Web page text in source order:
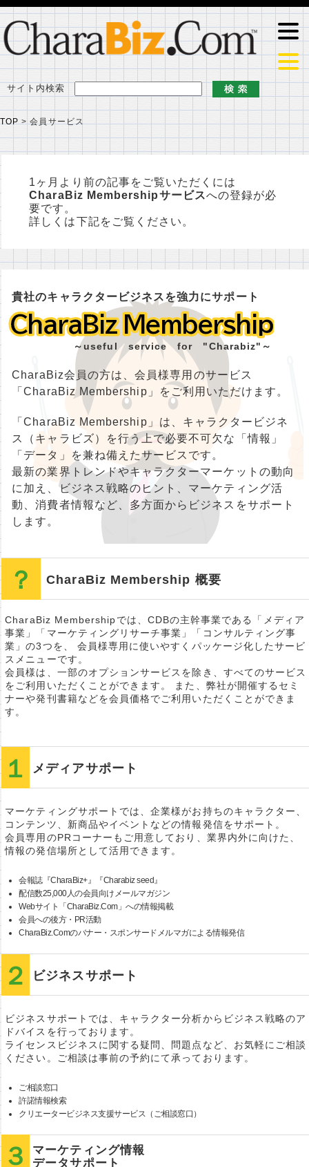
サイト内検索
TOP >会員サービス
1ヶ月より前の記事をご覧いただくには
CharaBiz Membershipサービスへの登録が必
要です。
詳しくは下記をご覧ください。
貴社のキャラクタービジネスを強力にサポート
CharaBiz Membership
CharaBiz Membership
～useful service for "Charabiz"～
CharaBiz会員の方は、会員様専用のサービス
「CharaBiz Membership」をご利用いただけます。
「CharaBiz Membership」は、キャラクタービジネ
ス（キャラビズ）を行う上で必要不可欠な「情報」
「データ」を兼ね備えたサービスです。
最新の業界トレンドやキャラクターマーケットの動向
に加え、ビジネス戦略のヒント、マーケティング活
動、消費者情報など、多方面からビジネスをサポート
します。
CharaBiz Membership 概要
CharaBiz Membershipでは、CDBの主幹事業である「メディア
事業」「マーケティングリサーチ事業」「コンサルティング事
業」の3つを、 会員様専用に使いやすくパッケージ化したサービ
スメニューです。
会員様は、一部のオプションサービスを除き、すべてのサービス
をご利用いただくことができます。 また、弊社が開催するセミ
ナーや発刊書籍などを会員価格でご利用いただくことができま
す。
メディアサポート
マーケティングサポートでは、企業様がお持ちのキャラクター、
コンテンツ、新商品やイベントなどの情報発信をサポート。
会員専用のPRコーナーもご用意しており、業界内外に向けた、
情報の発信場所として活用できます。
会報誌『CharaBiz+』『Charabiz seed』
配信数25,000人の会員向けメールマガジン
Webサイト「CharaBiz.Com」への情報掲載
会員への後方・PR活動
CharaBiz.Comのバナー・スポンサードメルマガによる情報発信
ビジネスサポート
ビジネスサポートでは、キャラクター分析からビジネス戦略のア
ドバイスを行っております。
ライセンスビジネスに関する疑問、問題点など、お気軽にご相談
ください。ご相談は事前の予約にて承っております。
ご相談窓口
許諾情報検索
クリエータービジネス支援サービス（ご相談窓口）
マーケティング情報
データサポート